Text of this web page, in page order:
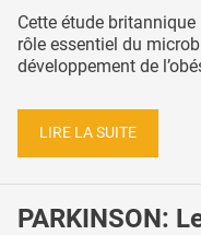
Cette étude
rôle essentiel du
développement de
LIRE LA SUITE
PARKINSON: